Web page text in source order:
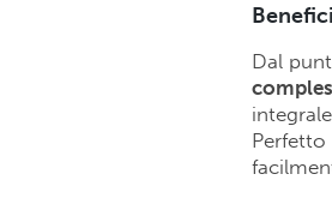
Dal
Perfetto